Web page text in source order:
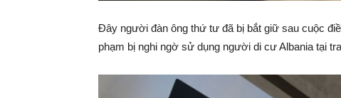
Đây người đàn ông thứ tư đã bị bắt giữ sau cuộc
phạm bị nghi ngờ sử dụng người di cư Albania tại